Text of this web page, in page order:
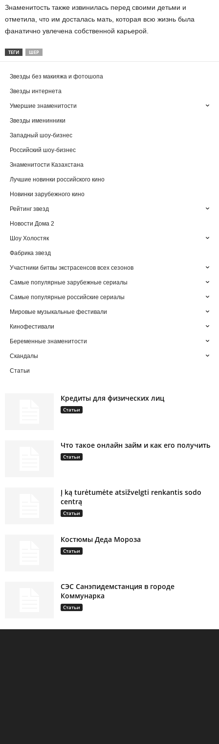
Знаменитость также извинилась перед своими детьми и
отметила, что им досталась мать, которая всю жизнь была
фанатично увлечена собственной карьерой.
ТЕГИ ШЕР
Звезды без макияжа и фотошопа
Звезды интернета
Умершие знаменитости
Звезды именинники
Западный шоу-бизнес
Российский шоу-бизнес
Знаменитости Казахстана
Лучшие новинки российского кино
Новинки зарубежного кино
Рейтинг звезд
Новости Дома 2
Шоу Холостяк
Фабрика звезд
Участники битвы экстрасенсов всех сезонов
Самые популярные зарубежные сериалы
Самые популярные российские сериалы
Мировые музыкальные фестивали
Кинофестивали
Беременные знаменитости
Скандалы
Статьи
Кредиты для физических лиц
Статьи
Что такое онлайн займ и как его получить
Статьи
Į ką turėtumėte atsižvelgti renkantis sodo
centrą
Статьи
Костюмы Деда Мороза
Статьи
СЭС Санэпидемстанция в городе
Коммунарка
Статьи